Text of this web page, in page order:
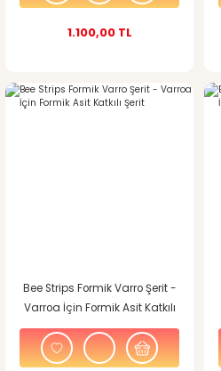
1.100,00 TL
Bee Strips Formik Varro Şerit -
Varroa İçin Formik Asit Katkılı
Şerit